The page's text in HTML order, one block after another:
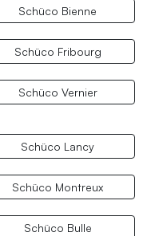
Schüco Bienne
Schüco Fribourg
Schüco Vernier
Schüco Lancy
Schüco Montreux
Schüco Bulle